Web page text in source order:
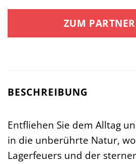
ZUM
BESCHREIBUNG
Entfliehen Sie dem Alltag
in die unberührte Natur,
Lagerfeuers und der